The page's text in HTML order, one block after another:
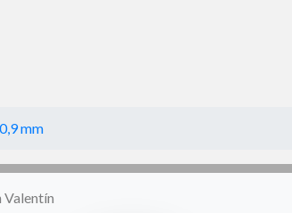
mm
Valentín